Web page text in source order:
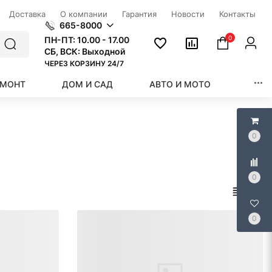
0
0
0
Доставка О компании Гарантия Новости Контакты
665-8000
ПН-ПТ: 10.00 - 17.00
СБ, ВСК: Выходной
ЧЕРЕЗ КОРЗИНУ 24/7
0
ДОМ И САД АВТО И МОТО